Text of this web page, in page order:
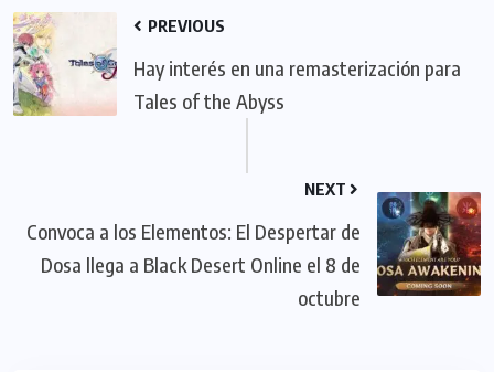
PREVIOUS
Hay interés en una remasterización para
Tales of the Abyss
NEXT
Convoca a los Elementos: El Despertar de
Dosa llega a Black Desert Online el 8 de
octubre